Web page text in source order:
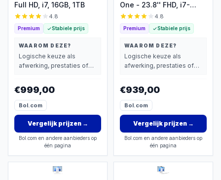
Full HD, i7, 16GB, 1TB
4.8
Premium Stabiele prijs
WAAROM DEZE?
Logische keuze als
afwerking, prestaties of
€999,00
Bol.com
Vergelijk prijzen→
Bol.com en andere aanbieders op
één pagina
One - 23.8'' FHD, i7-
1355U, 16GB
4.8
Premium Stabiele prijs
WAAROM DEZE?
Logische keuze als
afwerking, prestaties of
€939,00
Bol.com
Vergelijk prijzen→
Bol.com en andere aanbieders op
één pagina